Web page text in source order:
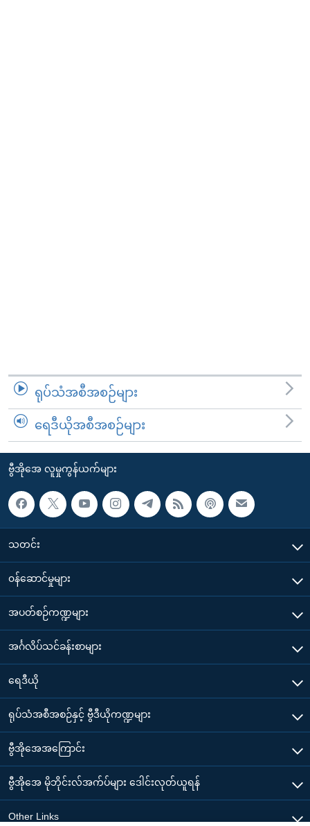
ရုပ်သံအစီအစဉ်များ
ရေဒီယိုအစီအစဉ်များ
ဗွီအိုအေ လူမှုကွန်ယက်များ
သတင်း
၀န်ဆောင်မှုများ
အပတ်စဉ်ကဏ္ဍများ
အင်္ဂလိပ်သင်ခန်းစာများ
ရေဒီယို
ရုပ်သံအစီအစဉ်နှင့် ဗွီဒီယိုကဏ္ဍများ
ဗွီအိုအေအကြောင်း
ဗွီအိုအေ မိုဘိုင်းလ်အက်ပ်များ ဒေါင်းလုတ်ယူရန်
Other Links